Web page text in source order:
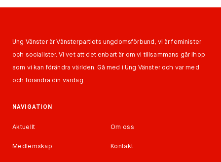
Ung Vänster är Vänsterpartiets ungdomsförbund, vi är feminister
och socialister. Vi vet att det enbart är om vi tillsammans går ihop
som vi kan förändra världen. Gå med i Ung Vänster och var med
och förändra din vardag.
NAVIGATION
Aktuellt Om oss
Medlemskap Kontakt